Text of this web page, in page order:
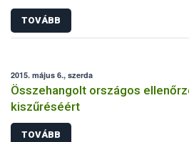
TOVÁBB
2015. május 6., szerda
Összehangolt országos
kiszűréséért
TOVÁBB